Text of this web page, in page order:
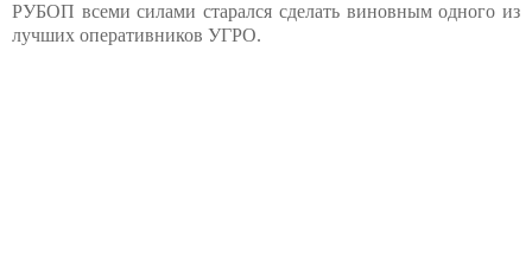
РУБОП всеми силами старался сделать виновным одного из
лучших оперативников УГРО.